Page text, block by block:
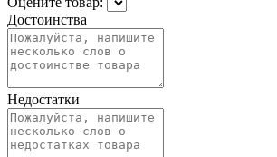
Достоинства
Недостатки